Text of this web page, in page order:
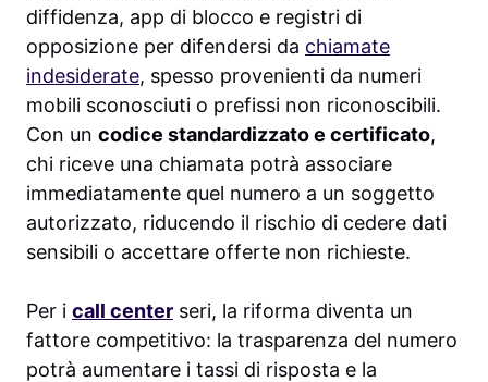
diffidenza, app di blocco e registri di
opposizione per difendersi da chiamate
indesiderate, spesso provenienti da numeri
mobili sconosciuti o prefissi non riconoscibili.
Con un codice standardizzato e certificato,
chi riceve una chiamata potrà associare
immediatamente quel numero a un soggetto
autorizzato, riducendo il rischio di cedere dati
sensibili o accettare offerte non richieste.
Per i call center seri, la riforma diventa un
fattore competitivo: la trasparenza del numero
potrà aumentare i tassi di risposta e la